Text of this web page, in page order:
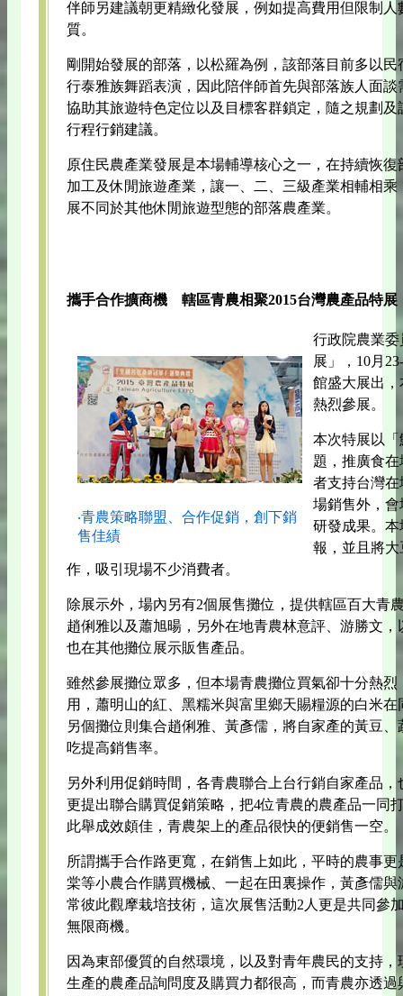
伴師另建議朝更精緻化發展，例如提高費用但限制
質。
剛開始發展的部落，以松羅為例，該部落目前多以
行泰雅族舞蹈表演，因此陪伴師首先與部落族人面
協助其旅遊特色定位以及目標客群鎖定，隨之規劃
行程行銷建議。
原住民農產業發展是本場輔導核心之一，在持續恢
加工及休閒旅遊產業，讓一、二、三級產業相輔相
展不同於其他休閒旅遊型態的部落農產業。
攜手合作擴商機 轄區青農相聚2015台灣農產品特展
‧青農策略聯盟、合作促銷，創下銷
售佳績
行政院農業委
展」，10月
館盛大展出
熱烈參展。
本次特展以
題，推廣食
者支持台灣
場銷售外，
研發成果。
報，並且將
作，吸引現場不少消費者。
除展示外，場內另有2個展售攤位，提供轄區百大青
趙俐雅以及蕭旭暘，另外在地青農林意評、游勝文
也在其他攤位展示販售產品。
雖然參展攤位眾多，但本場青農攤位買氣卻十分熱
用，蕭明山的紅、黑糯米與富里鄉天賜糧源的白米
另個攤位則集合趙俐雅、黃彥儒，將自家產的黃豆
吃提高銷售率。
另外利用促銷時間，各青農聯合上台行銷自家產品
更提出聯合購買促銷策略，把4位青農的農產品一同
此舉成效頗佳，青農架上的產品很快的便銷售一空。
所謂攜手合作路更寬，在銷售上如此，平時的農事
棠等小農合作購買機械、一起在田裏操作，黃彥儒
常彼此觀摩栽培技術，這次展售活動2人更是共同參
無限商機。
因為東部優質的自然環境，以及對青年農民的支持
生產的農產品詢問度及購買力都很高，而青農亦透